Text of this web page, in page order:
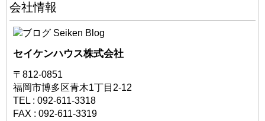
会社情報
セイケンハウス株式会社
〒812-0851
福岡市博多区青木1丁目2-12
TEL : 092-611-3318
FAX : 092-611-3319